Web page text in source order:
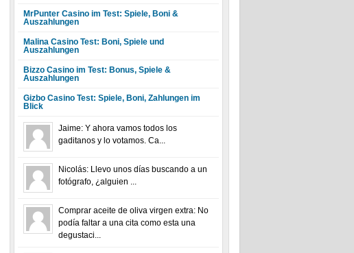
MrPunter Casino im Test: Spiele, Boni &
Auszahlungen
Malina Casino Test: Boni, Spiele und
Auszahlungen
Bizzo Casino im Test: Bonus, Spiele &
Auszahlungen
Gizbo Casino Test: Spiele, Boni, Zahlungen im
Blick
Jaime: Y ahora vamos todos los
gaditanos y lo votamos. Ca...
Nicolás: Llevo unos días buscando a un
fotógrafo, ¿alguien ...
Comprar aceite de oliva virgen extra: No
podía faltar a una cita como esta una
degustaci...